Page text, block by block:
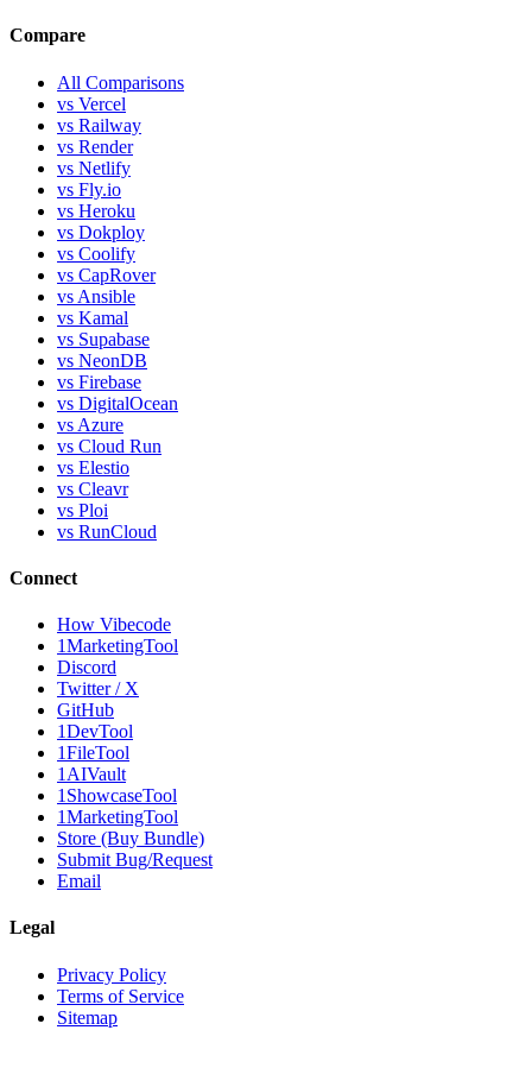
Compare
All Comparisons
vs Vercel
vs Railway
vs Render
vs Netlify
vs Fly.io
vs Heroku
vs Dokploy
vs Coolify
vs CapRover
vs Ansible
vs Kamal
vs Supabase
vs NeonDB
vs Firebase
vs DigitalOcean
vs Azure
vs Cloud Run
vs Elestio
vs Cleavr
vs Ploi
vs RunCloud
Connect
How Vibecode
1MarketingTool
Discord
Twitter / X
GitHub
1DevTool
1FileTool
1AIVault
1ShowcaseTool
1MarketingTool
Store (Buy Bundle)
Submit Bug/Request
Email
Legal
Privacy Policy
Terms of Service
Sitemap